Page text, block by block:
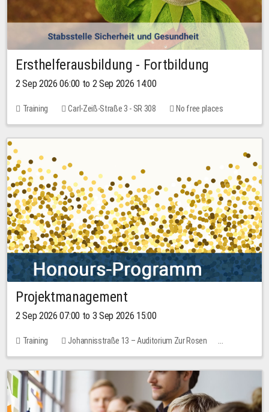
Ersthelferausbildung - Fortbildung
2 Sep 2026 06:00 to 2 Sep 2026 14:00
Training Carl-Zeiß-Straße 3 - SR 308 No free places
Projektmanagement
2 Sep 2026 07:00 to 3 Sep 2026 15:00
Training
Johannisstraße 13 – Auditorium Zur Rosen
1 place